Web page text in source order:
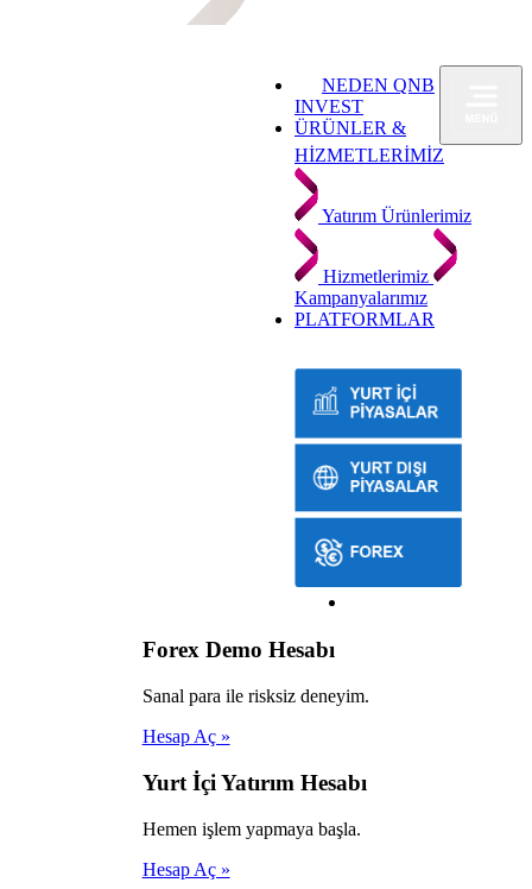
NEDEN QNB
INVEST
ÜRÜNLER &
HİZMETLERİMİZ
Yatırım Ürünlerimiz
Hizmetlerimiz
Kampanyalarımız
PLATFORMLAR
Forex Demo Hesabı
Sanal para ile risksiz deneyim.
Hesap Aç »
Yurt İçi Yatırım Hesabı
Hemen işlem yapmaya başla.
Hesap Aç »